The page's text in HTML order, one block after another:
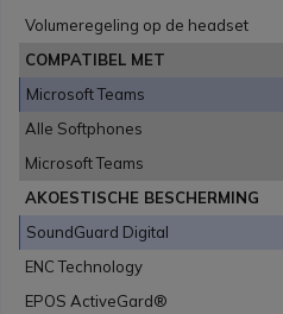
Volumeregeling op de headset
COMPATIBEL MET
Microsoft Teams
Alle Softphones
Microsoft Teams
AKOESTISCHE BESCHERMING
SoundGuard Digital
ENC Technology
EPOS ActiveGard®